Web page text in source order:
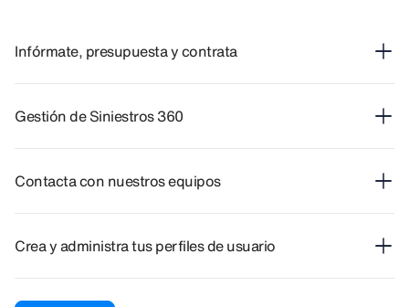
Infórmate, presupuesta y contrata
Gestión de Siniestros 360
Contacta con nuestros equipos
Crea y administra tus perfiles de usuario